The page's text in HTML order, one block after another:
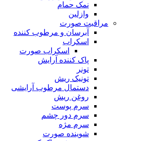
نمک حمام
وازلین
مراقبت صورت
آبرسان و مرطوب کننده
اسکراب
اسکراب صورت
پاک کننده آرایش
تونر
تونیک ریش
دستمال مرطوب آرایشی
روغن ریش
سرم پوست
سرم دور چشم
سرم مژه
شوینده صورت